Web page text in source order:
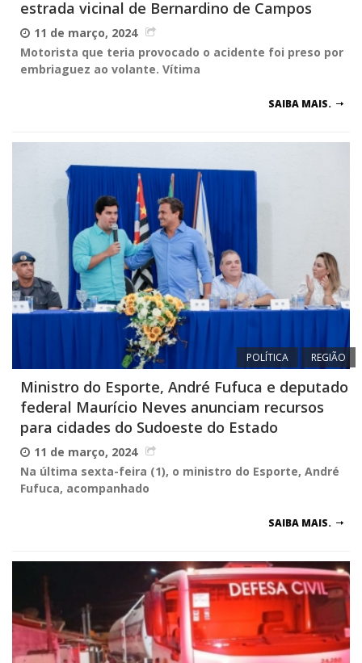
estrada vicinal de Bernardino de Campos
11 de março, 2024
Motorista que teria provocado o acidente foi preso por
embriaguez ao volante. Vítima
SAIBA MAIS.
POLÍTICA REGIÃO
Ministro do Esporte, André Fufuca e deputado
federal Maurício Neves anunciam recursos
para cidades do Sudoeste do Estado
11 de março, 2024
Na última sexta-feira (1), o ministro do Esporte, André
Fufuca, acompanhado
SAIBA MAIS.